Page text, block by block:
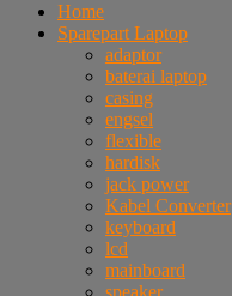
Home
Sparepart Laptop
adaptor
baterai laptop
casing
engsel
flexible
hardisk
jack power
Kabel Converter
keyboard
lcd
mainboard
speaker